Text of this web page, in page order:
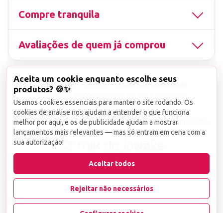
Compre tranquila
Avaliações de quem já comprou
▤ CNPJ13.851.519/0001-25
de imagens ou conteúdos deste site é proibido e
viola a Lei de Direitos Autorais nº 9.610/98.
Infrações serão denunciadas diretamente ao órgão competente.
Aceita um cookie enquanto escolhe seus
produtos? 🍪✨
Usamos cookies essenciais para manter o site rodando. Os
cookies de análise nos ajudam a entender o que funciona
melhor por aqui, e os de publicidade ajudam a mostrar
lançamentos mais relevantes — mas só entram em cena com a
sua autorização!
Aceitar todos
Rejeitar não necessários